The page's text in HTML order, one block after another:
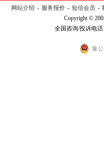
网站介绍 - 服务报价 - 短信会员 -
Copyright ©
全国咨询/投诉电话
豫